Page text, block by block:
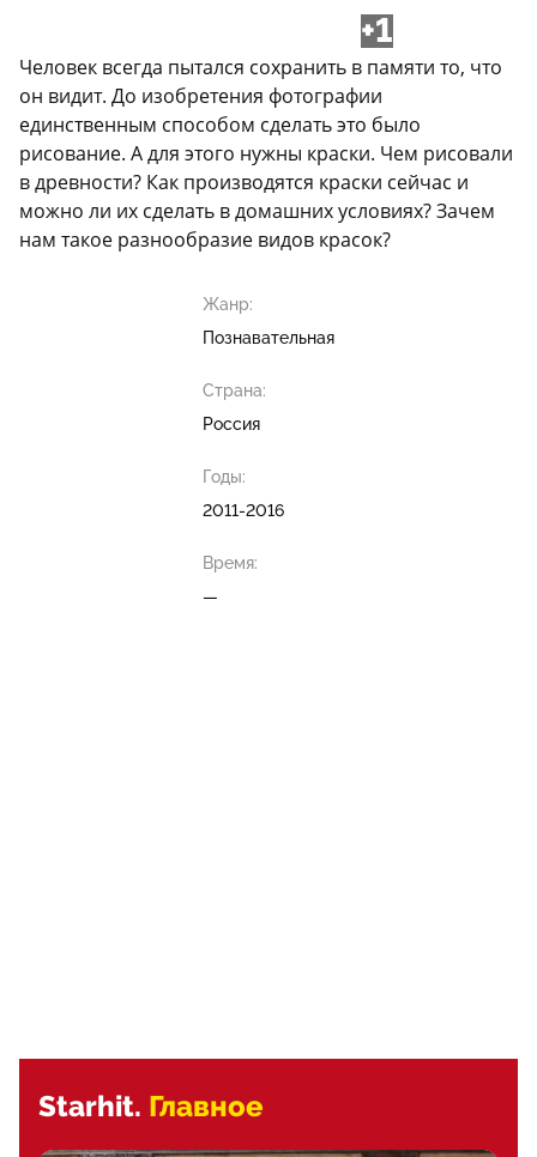
+1
Человек всегда пытался сохранить в памяти то, что
он видит. До изобретения фотографии
единственным способом сделать это было
рисование. А для этого нужны краски. Чем рисовали
в древности? Как производятся краски сейчас и
можно ли их сделать в домашних условиях? Зачем
нам такое разнообразие видов красок?
Жанр:
Познавательная
Страна:
Россия
Годы:
2011-2016
Время:
—
Starhit. Главное